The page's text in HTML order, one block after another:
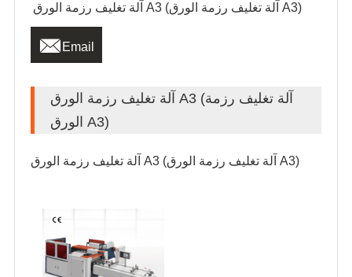
آلة تغليف رزمة الورق A3 (آلة تغليف رزمة الورق A3)
 Email
آلة تغليف رزمة الورق A3 (آلة تغليف رزمة
الورق A3)
آلة تغليف رزمة الورق A3 (آلة تغليف رزمة الورق A3)